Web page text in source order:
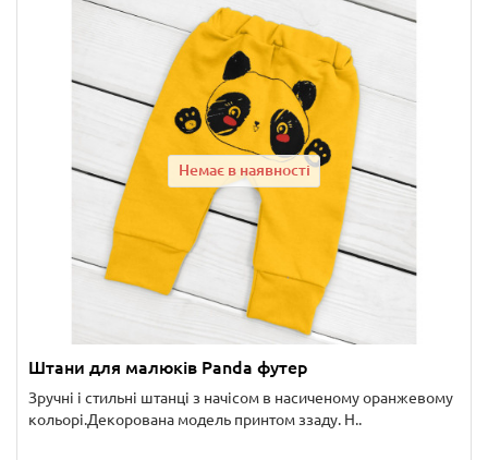
Немає в наявності
Штани для малюків Panda футер
Зручні і стильні штанці з начісом в насиченому оранжевому
кольорі.Декорована модель принтом ззаду. Н..